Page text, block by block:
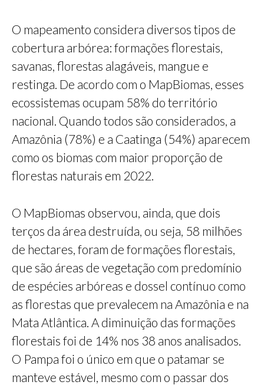
O mapeamento considera diversos tipos de
cobertura arbórea: formações florestais,
savanas, florestas alagáveis, mangue e
restinga. De acordo com o MapBiomas, esses
ecossistemas ocupam 58% do território
nacional. Quando todos são considerados, a
Amazônia (78%) e a Caatinga (54%) aparecem
como os biomas com maior proporção de
florestas naturais em 2022.
O MapBiomas observou, ainda, que dois
terços da área destruída, ou seja, 58 milhões
de hectares, foram de formações florestais,
que são áreas de vegetação com predomínio
de espécies arbóreas e dossel contínuo como
as florestas que prevalecem na Amazônia e na
Mata Atlântica. A diminuição das formações
florestais foi de 14% nos 38 anos analisados.
O Pampa foi o único em que o patamar se
manteve estável, mesmo com o passar dos